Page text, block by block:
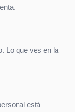
Lo que ves en la
está